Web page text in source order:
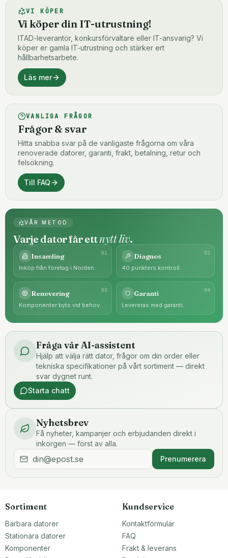
VI KÖPER
Vi köper din IT-utrustning!
ITAD-leverantör, konkursförvaltare eller IT-ansvarig? Vi
köper er gamla IT-utrustning och stärker ert
hållbarhetsarbete.
Läs mer
VANLIGA FRÅGOR
Frågor & svar
Hitta snabba svar på de vanligaste frågorna om våra
renoverade datorer, garanti, frakt, betalning, retur och
felsökning.
Till FAQ
VÅR METOD
Varje dator får ettnytt liv.
01
Insamling
Inköp från företag i Norden.
02
Diagnos
40 punkters kontroll.
03
Renovering
Komponenter byts vid behov.
04
Garanti
Levereras med garanti.
Fråga vår AI-assistent
Hjälp att välja rätt dator, frågor om din order eller
tekniska specifikationer på vårt sortiment — direkt
svar dygnet runt.
Starta chatt
Nyhetsbrev
Få nyheter, kampanjer och erbjudanden direkt i
inkorgen — först av alla.
Prenumerera
Sortiment
Bärbara datorer
Stationära datorer
Komponenter
Kundservice
Kontaktformulär
FAQ
Frakt & leverans